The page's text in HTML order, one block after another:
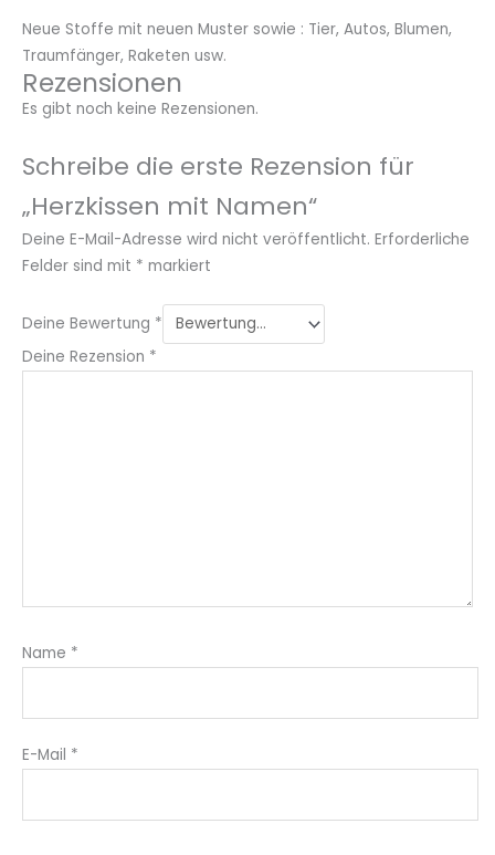
Neue Stoffe mit neuen Muster sowie : Tier, Autos, Blumen,
Traumfänger, Raketen usw.
Rezensionen
Es gibt noch keine Rezensionen.
Schreibe die erste Rezension für
„Herzkissen mit Namen“
Deine E-Mail-Adresse wird nicht veröffentlicht. Erforderliche
Felder sind mit * markiert
Deine Bewertung *
Deine Rezension *
Name *
E-Mail *